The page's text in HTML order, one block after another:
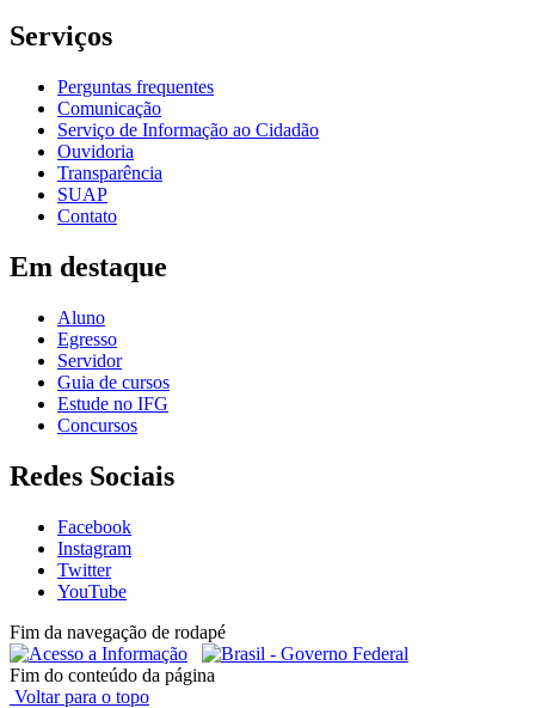
Serviços
Perguntas frequentes
Comunicação
Serviço de Informação ao Cidadão
Ouvidoria
Transparência
SUAP
Contato
Em destaque
Aluno
Egresso
Servidor
Guia de cursos
Estude no IFG
Concursos
Redes Sociais
Facebook
Instagram
Twitter
YouTube
Fim da navegação de rodapé
Fim do conteúdo da página
Voltar para o topo